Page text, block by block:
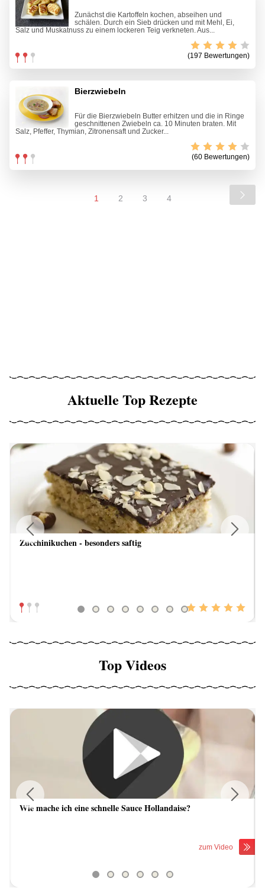
Zunächst die Kartoffeln kochen, abseihen und
schälen. Durch ein Sieb drücken und mit Mehl, Ei,
Salz und Muskatnuss zu einem lockeren Teig verkneten. Aus...
(197 Bewertungen)
Bierzwiebeln
Für die Bierzwiebeln Butter erhitzen und die in Ringe
geschnittenen Zwiebeln ca. 10 Minuten braten. Mit
Salz, Pfeffer, Thymian, Zitronensaft und Zucker...
(60 Bewertungen)
1 2 3 4
Aktuelle Top Rezepte
Zucchinikuchen - besonders saftig
Previous
Top Videos
Wie mache ich eine schnelle Sauce Hollandaise?
zum Video
Previous